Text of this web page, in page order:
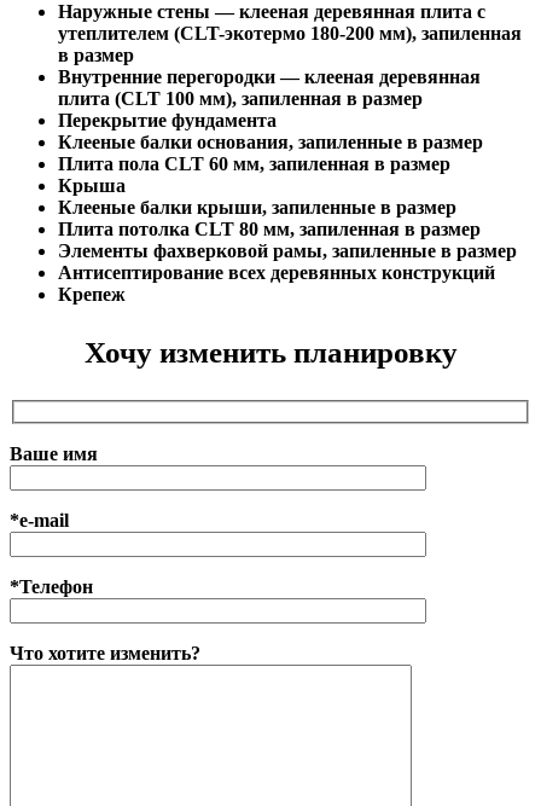
Наружные стены — клееная деревянная плита с
утеплителем (CLT-экотермо 180-200 мм), запиленная
в размер
Внутренние перегородки — клееная деревянная
плита (CLT 100 мм), запиленная в размер
Перекрытие фундамента
Клееные балки основания, запиленные в размер
Плита пола CLT 60 мм, запиленная в размер
Крыша
Клееные балки крыши, запиленные в размер
Плита потолка CLT 80 мм, запиленная в размер
Элементы фахверковой рамы, запиленные в размер
Антисептирование всех деревянных конструкций
Крепеж
Хочу изменить планировку
Ваше имя
*e-mail
*Телефон
Что хотите изменить?